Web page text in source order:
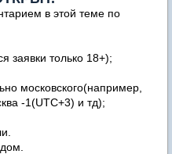
в этой теме по
заявки только 18+);
московского(например,
-1(UTC+3) и тд);